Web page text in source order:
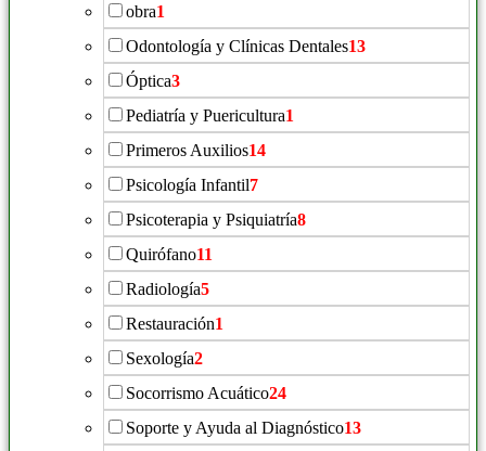
obra1
Odontología y Clínicas Dentales13
Óptica3
Pediatría y Puericultura1
Primeros Auxilios14
Psicología Infantil7
Psicoterapia y Psiquiatría8
Quirófano11
Radiología5
Restauración1
Sexología2
Socorrismo Acuático24
Soporte y Ayuda al Diagnóstico13